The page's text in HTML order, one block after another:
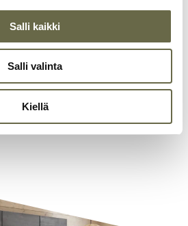
Salli kaikki
Salli valinta
Kiellä
1 / 60